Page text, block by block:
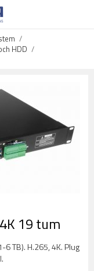
/
HDD /
19 tum
TB). H.265, 4K. Plug